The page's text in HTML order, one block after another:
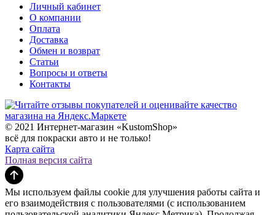
Личный кабинет
О компании
Оплата
Доставка
Обмен и возврат
Статьи
Вопросы и ответы
Контакты
© 2021 Интернет-магазин «KustomShop»
всё для покраски авто и не только!
Карта сайта
Полная версия сайта
Мы используем файлы cookie для улучшения работы сайта и
его взаимодействия с пользователями (с использованием